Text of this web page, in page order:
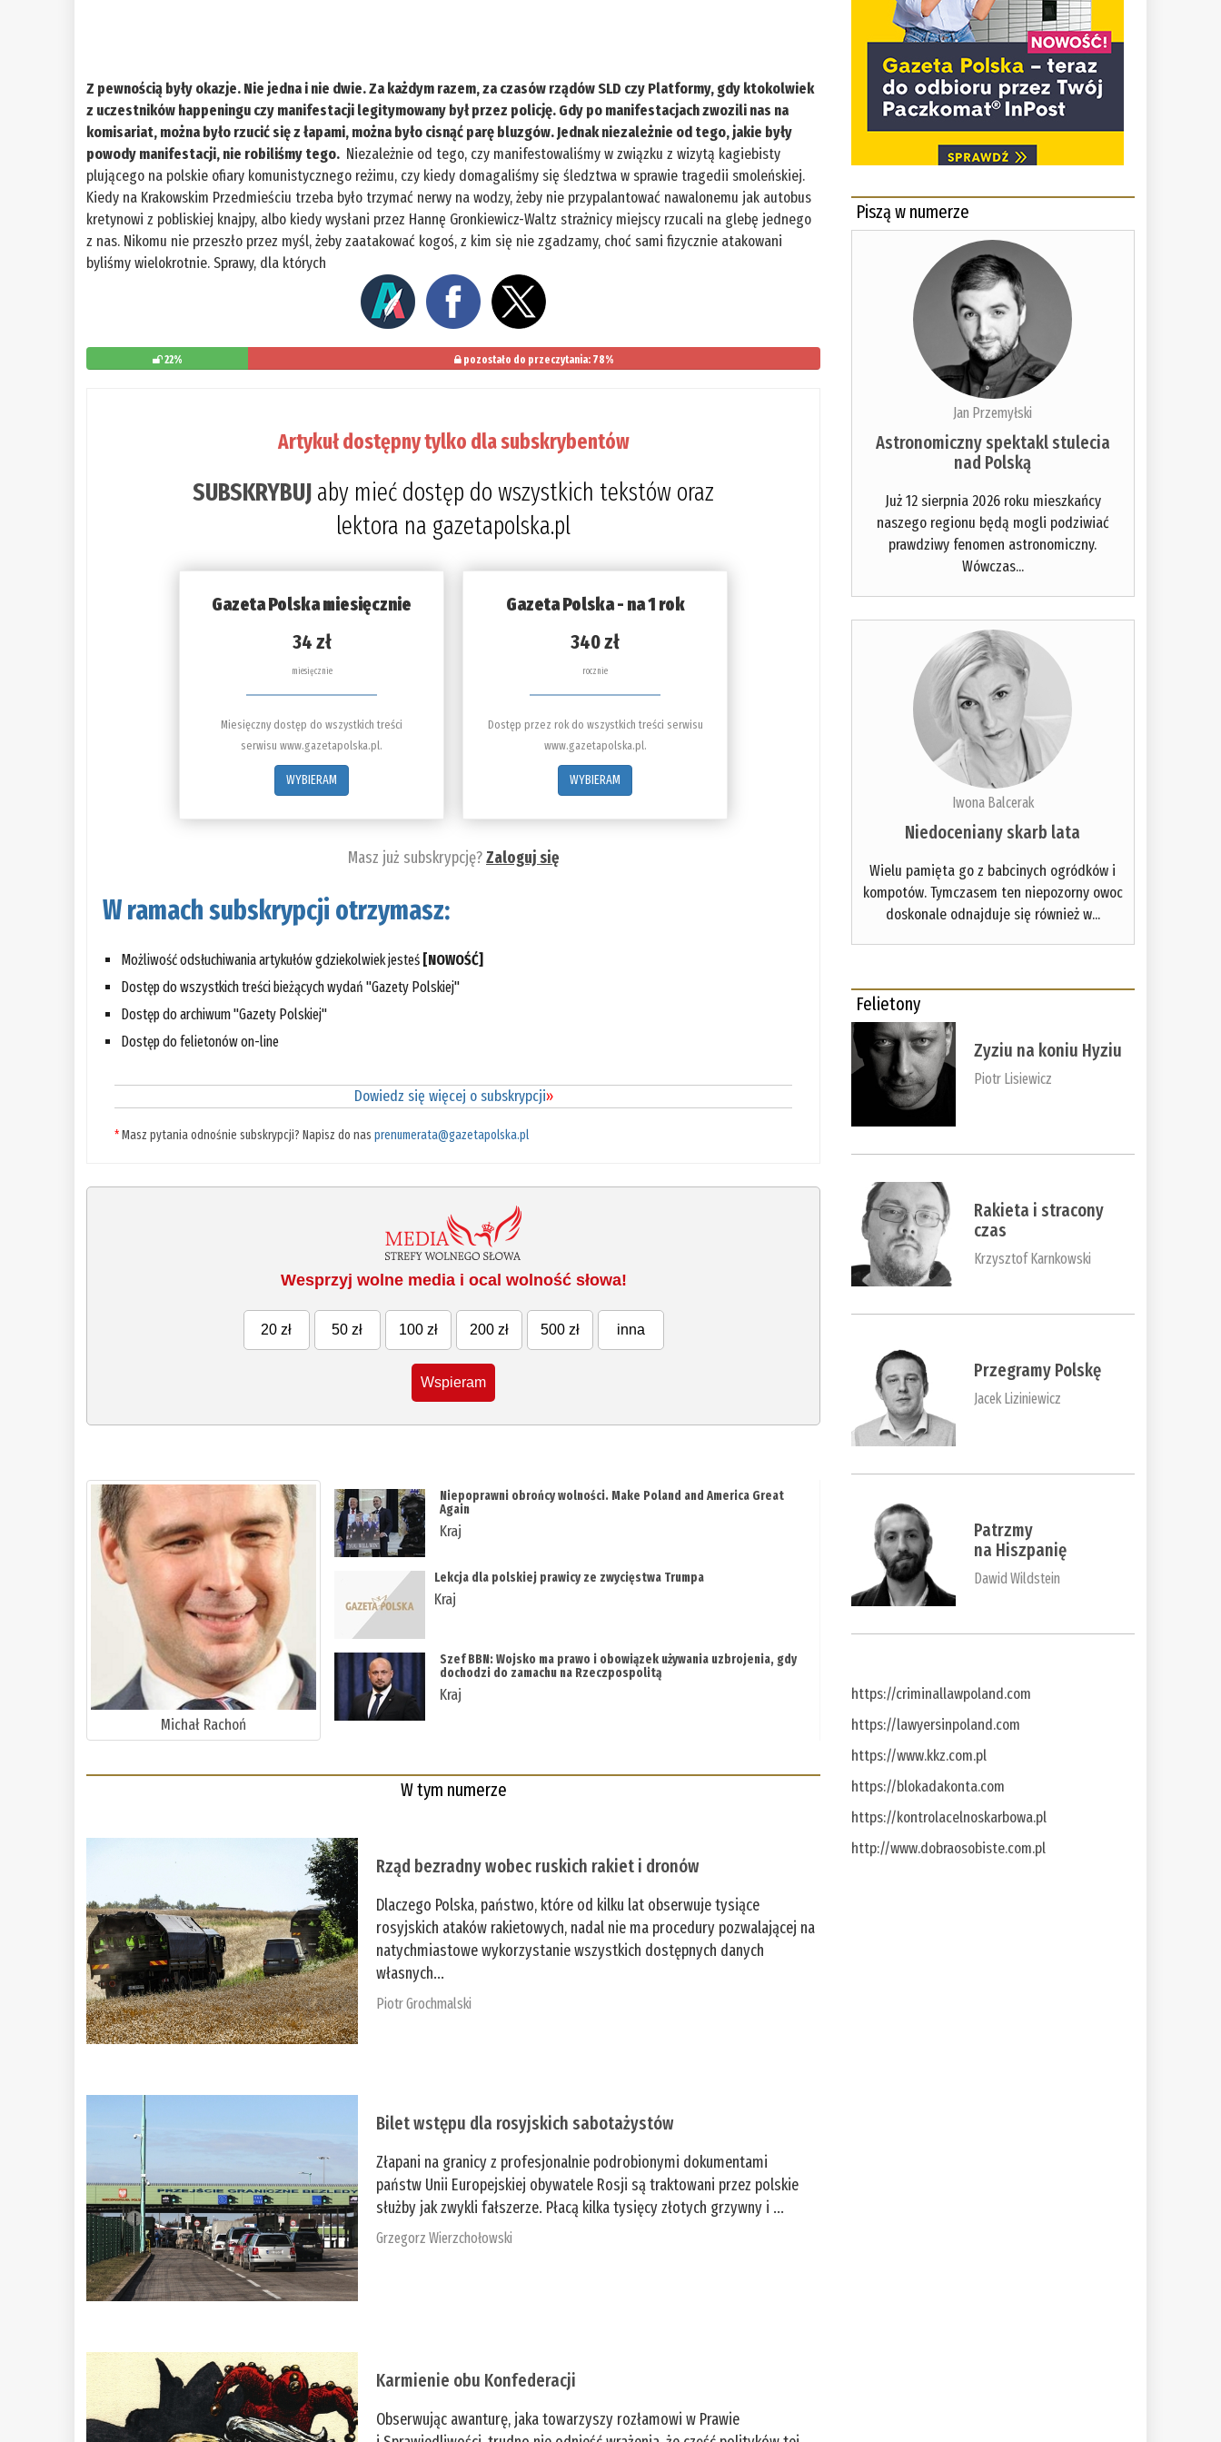
Z pewnością były okazje. Nie jedna i nie dwie. Za każdym razem, za czasów rządów SLD czy Platformy, gdy ktokolwiek
z uczestników happeningu czy manifestacji legitymowany był przez policję. Gdy po manifestacjach zwozili nas na
komisariat, można było rzucić się z łapami, można było cisnąć parę bluzgów. Jednak niezależnie od tego, jakie były
powody manifestacji, nie robiliśmy tego. Niezależnie od tego, czy manifestowaliśmy w związku z wizytą kagiebisty
plującego na polskie ofiary komunistycznego reżimu, czy kiedy domagaliśmy się śledztwa w sprawie tragedii smoleńskiej.
Kiedy na Krakowskim Przedmieściu trzeba było trzymać nerwy na wodzy, żeby nie przypalantować nawalonemu jak autobus
kretynowi z pobliskiej knajpy, albo kiedy wysłani przez Hannę Gronkiewicz-Waltz strażnicy miejscy rzucali na glebę jednego
z nas. Nikomu nie przeszło przez myśl, żeby zaatakować kogoś, z kim się nie zgadzamy, choć sami fizycznie atakowani
byliśmy wielokrotnie. Sprawy, dla których
22% pozostało do przeczytania: 78%
Artykuł dostępny tylko dla subskrybentów
SUBSKRYBUJ aby mieć dostęp do wszystkich tekstów oraz
lektora na gazetapolska.pl
Gazeta Polska miesięcznie
34 zł
miesięcznie
Miesięczny dostęp do wszystkich treści
serwisu www.gazetapolska.pl.
WYBIERAM
Gazeta Polska - na 1 rok
340 zł
rocznie
Dostęp przez rok do wszystkich treści serwisu
www.gazetapolska.pl.
WYBIERAM
Masz już subskrypcję?Zaloguj się
W ramach subskrypcji otrzymasz:
Możliwość odsłuchiwania artykułów gdziekolwiek jesteś [NOWOŚĆ]
Dostęp do wszystkich treści bieżących wydań "Gazety Polskiej"
Dostęp do archiwum "Gazety Polskiej"
Dostęp do felietonów on-line
Dowiedz się więcej o subskrypcji»
*Masz pytania odnośnie subskrypcji? Napisz do nasprenumerata@gazetapolska.pl
Wesprzyj wolne media i ocal wolność słowa!
20 zł 50 zł 100 zł 200 zł 500 zł inna
Wspieram
Michał Rachoń
Niepoprawni obrońcy wolności. Make Poland and America Great
Again
Kraj
Lekcja dla polskiej prawicy ze zwycięstwa Trumpa
Kraj
Szef BBN: Wojsko ma prawo i obowiązek używania uzbrojenia, gdy
dochodzi do zamachu na Rzeczpospolitą
Kraj
W tym numerze
Rząd bezradny wobec ruskich rakiet i dronów
Dlaczego Polska, państwo, które od kilku lat obserwuje tysiące
rosyjskich ataków rakietowych, nadal nie ma procedury pozwalającej na
natychmiastowe wykorzystanie wszystkich dostępnych danych
własnych...
Piotr Grochmalski
Bilet wstępu dla rosyjskich sabotażystów
Złapani na granicy z profesjonalnie podrobionymi dokumentami
państw Unii Europejskiej obywatele Rosji są traktowani przez polskie
służby jak zwykli fałszerze. Płacą kilka tysięcy złotych grzywny i ...
Grzegorz Wierzchołowski
Karmienie obu Konfederacji
Obserwując awanturę, jaka towarzyszy rozłamowi w Prawie
Piszą w numerze
Jan Przemyłski
Astronomiczny spektakl stulecia
nad Polską
Już 12 sierpnia 2026 roku mieszkańcy
naszego regionu będą mogli podziwiać
prawdziwy fenomen astronomiczny.
Wówczas...
Iwona Balcerak
Niedoceniany skarb lata
Wielu pamięta go z babcinych ogródków i
kompotów. Tymczasem ten niepozorny owoc
doskonale odnajduje się również w...
Felietony
Zyziu na koniu Hyziu
Piotr Lisiewicz
Rakieta i stracony
czas
Krzysztof Karnkowski
Przegramy Polskę
Jacek Liziniewicz
Patrzmy
na Hiszpanię
Dawid Wildstein
https://criminallawpoland.com
https://lawyersinpoland.com
https://www.kkz.com.pl
https://blokadakonta.com
https://kontrolacelnoskarbowa.pl
http://www.dobraosobiste.com.pl